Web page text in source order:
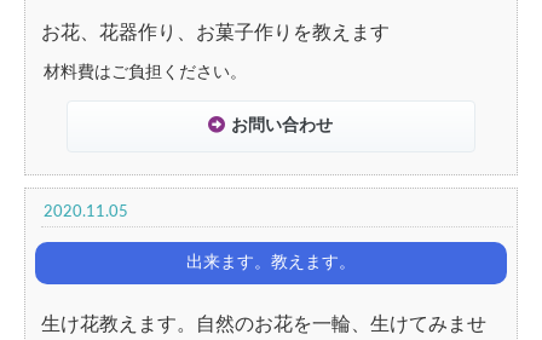
お花、花器作り、お菓子作りを教えます
材料費はご負担ください。
お問い合わせ
2020.11.05
出来ます。教えます。
生け花教えます。自然のお花を一輪、生けてみませ